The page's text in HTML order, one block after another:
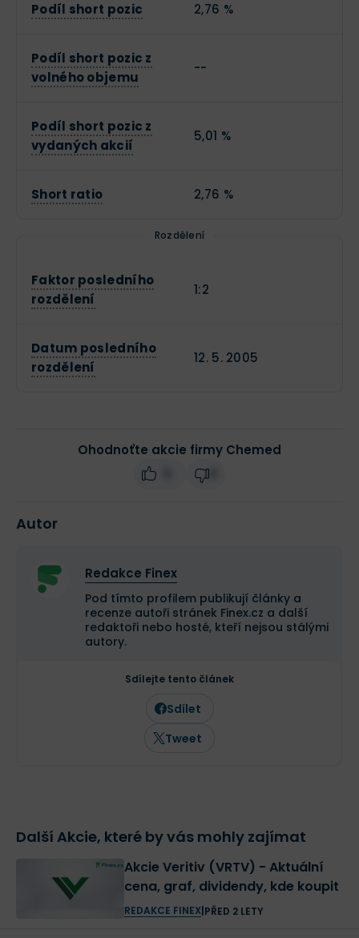
Podíl short pozic 2,76 %
Podíl short pozic z
volného objemu
--
Podíl short pozic z
vydaných akcií
5,01 %
Short ratio 2,76 %
Rozdělení
Faktor posledního
rozdělení
1:2
Datum posledního
rozdělení
12. 5. 2005
Ohodnoťte akcie firmy Chemed
Autor
Redakce Finex
Pod tímto profilem publikují články a
recenze autoři stránek Finex.cz a další
redaktoři nebo hosté, kteří nejsou stálými
autory.
Sdílejte tento článek
Sdílet
Tweet
Další Akcie, které by vás mohly zajímat
Akcie Veritiv (VRTV) - Aktuální
cena, graf, dividendy, kde koupit
REDAKCE FINEX| PŘED 2 LETY